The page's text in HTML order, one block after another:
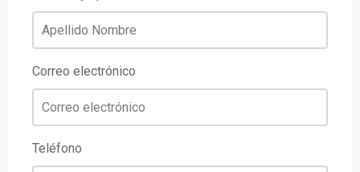
Correo electrónico
Teléfono